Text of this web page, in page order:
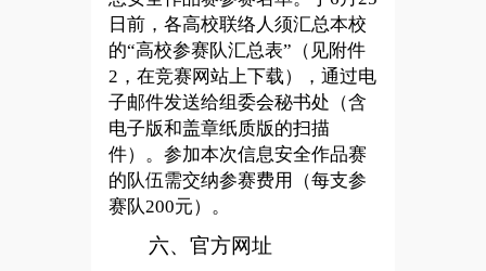
日前，各高校联络人须汇总本校
的“高校参赛队汇总表”（见附件
2，在竞赛网站上下载），通过电
子邮件发送给组委会秘书处（含
电子版和盖章纸质版的扫描
件）。参加本次信息安全作品赛
的队伍需交纳参赛费用（每支参
赛队200元）。
六、官方网址